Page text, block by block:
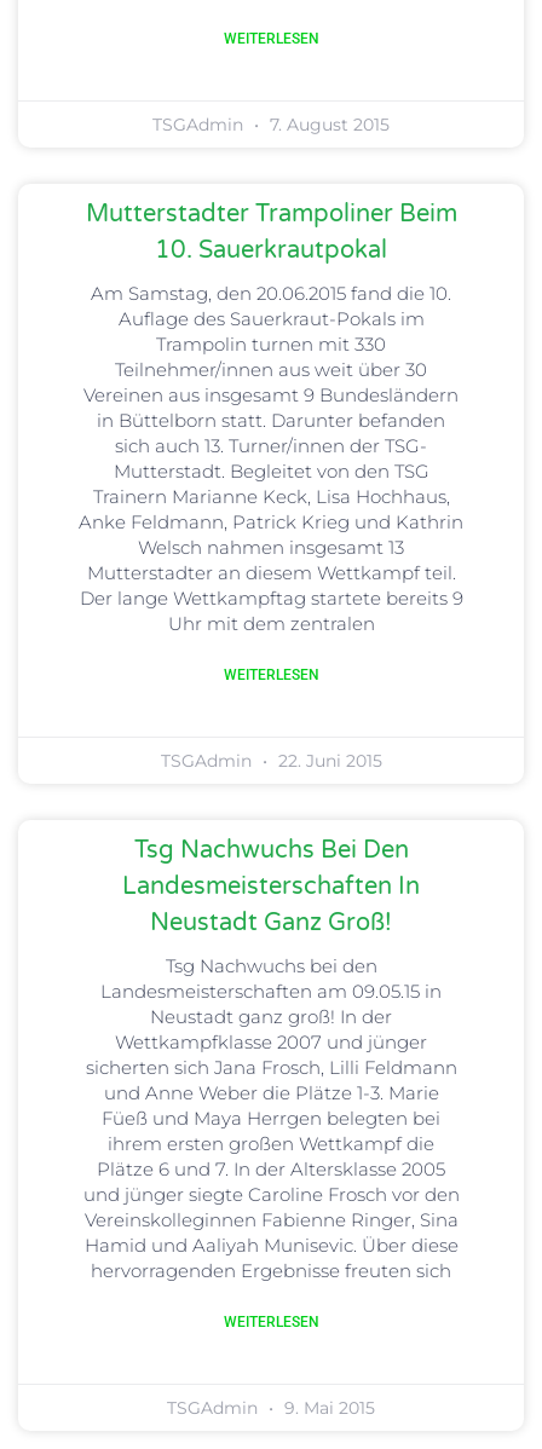
WEITERLESEN
TSGAdmin 7. August 2015
Mutterstadter Trampoliner Beim
10. Sauerkrautpokal
Am Samstag, den 20.06.2015 fand die 10.
Auflage des Sauerkraut-Pokals im
Trampolin turnen mit 330
Teilnehmer/innen aus weit über 30
Vereinen aus insgesamt 9 Bundesländern
in Büttelborn statt. Darunter befanden
sich auch 13. Turner/innen der TSG-
Mutterstadt. Begleitet von den TSG
Trainern Marianne Keck, Lisa Hochhaus,
Anke Feldmann, Patrick Krieg und Kathrin
Welsch nahmen insgesamt 13
Mutterstadter an diesem Wettkampf teil.
Der lange Wettkampftag startete bereits 9
Uhr mit dem zentralen
WEITERLESEN
TSGAdmin 22. Juni 2015
Tsg Nachwuchs Bei Den
Landesmeisterschaften In
Neustadt Ganz Groß!
Tsg Nachwuchs bei den
Landesmeisterschaften am 09.05.15 in
Neustadt ganz groß! In der
Wettkampfklasse 2007 und jünger
sicherten sich Jana Frosch, Lilli Feldmann
und Anne Weber die Plätze 1-3. Marie
Füeß und Maya Herrgen belegten bei
ihrem ersten großen Wettkampf die
Plätze 6 und 7. In der Altersklasse 2005
und jünger siegte Caroline Frosch vor den
Vereinskolleginnen Fabienne Ringer, Sina
Hamid und Aaliyah Munisevic. Über diese
hervorragenden Ergebnisse freuten sich
WEITERLESEN
TSGAdmin 9. Mai 2015